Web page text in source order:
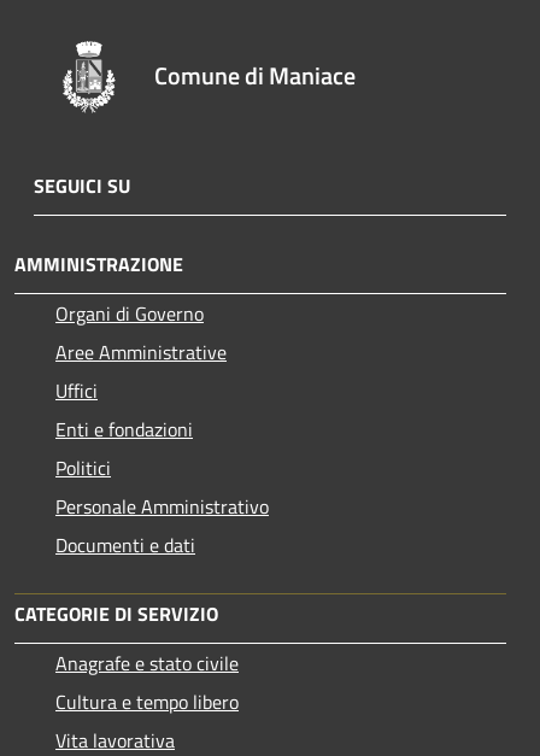
Comune di Maniace
SEGUICI SU
AMMINISTRAZIONE
Organi di Governo
Aree Amministrative
Uffici
Enti e fondazioni
Politici
Personale Amministrativo
Documenti e dati
CATEGORIE DI SERVIZIO
Anagrafe e stato civile
Cultura e tempo libero
Vita lavorativa